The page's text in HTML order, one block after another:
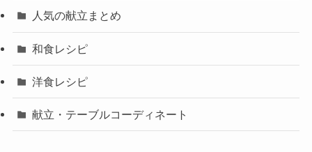
人気の献立まとめ
和食レシピ
洋食レシピ
献立・テーブルコーディネート